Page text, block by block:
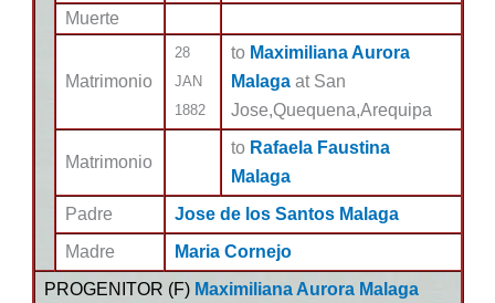
Muerte
Matrimonio
28
JAN
1882
to Maximiliana Aurora
Malaga at San
Jose,Quequena,Arequipa
Matrimonio
to Rafaela Faustina
Malaga
Padre
Jose de los Santos Malaga
Madre
Maria Cornejo
PROGENITOR (F) Maximiliana Aurora Malaga